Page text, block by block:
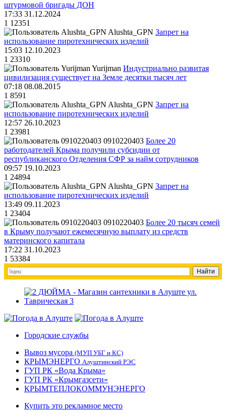
штурмовой бригады ДОН
17:33 31.12.2024
1 12351
Alushta_GPN Запрет на
использование пиротехнических изделий
15:03 12.10.2023
1 23310
Yurijman Индустриально развитая
цивилизация существует на Земле десятки тысяч лет
07:18 08.08.2015
1 8591
Alushta_GPN Запрет на
использование пиротехнических изделий
12:57 26.10.2023
1 23981
0910220403 Более 20
работодателей Крыма получили субсидии от
республиканского Отделения СФР за найм сотрудников
09:57 19.10.2023
1 24894
Alushta_GPN Запрет на
использование пиротехнических изделий
13:49 09.11.2023
1 23404
0910220403 Более 20 тысяч семей
в Крыму получают ежемесячную выплату из средств
материнского капитала
17:22 31.10.2023
1 53384
Городские службы
Вывоз мусора (МУП УБГ и КС)
КРЫМЭНЕРГО Алуштинский РЭС
ГУП РК «Вода Крыма»
ГУП РК «Крымгазсети»
КРЫМТЕПЛОКОММУНЭНЕРГО
Купить это рекламное место